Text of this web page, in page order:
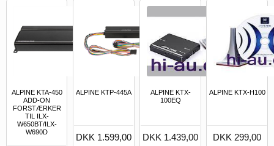
ALPINE KTA-450
ADD-ON
FORSTÆRKER
TIL ILX-
W650BT/ILX-
W690D
ALPINE KTP-445A
DKK 1.599,00
ALPINE KTX-
100EQ
DKK 1.439,00
ALPINE KTX-H100
DKK 299,00